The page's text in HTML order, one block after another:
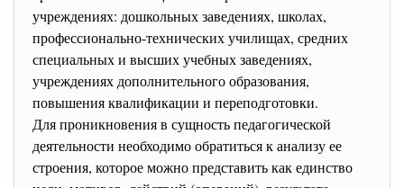
учреждениях: дошкольных заведениях, школах,
профессионально-технических училищах, средних
специальных и высших учебных заведениях,
учреждениях дополнительного образования,
повышения квалификации и переподготовки.
Для проникновения в сущность педагогической
деятельности необходимо обратиться к анализу ее
строения, которое можно представить как единство